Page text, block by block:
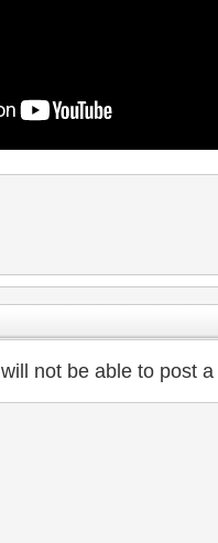
not be able to post